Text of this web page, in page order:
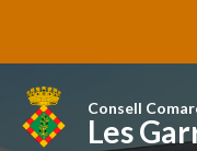
Consell
Les